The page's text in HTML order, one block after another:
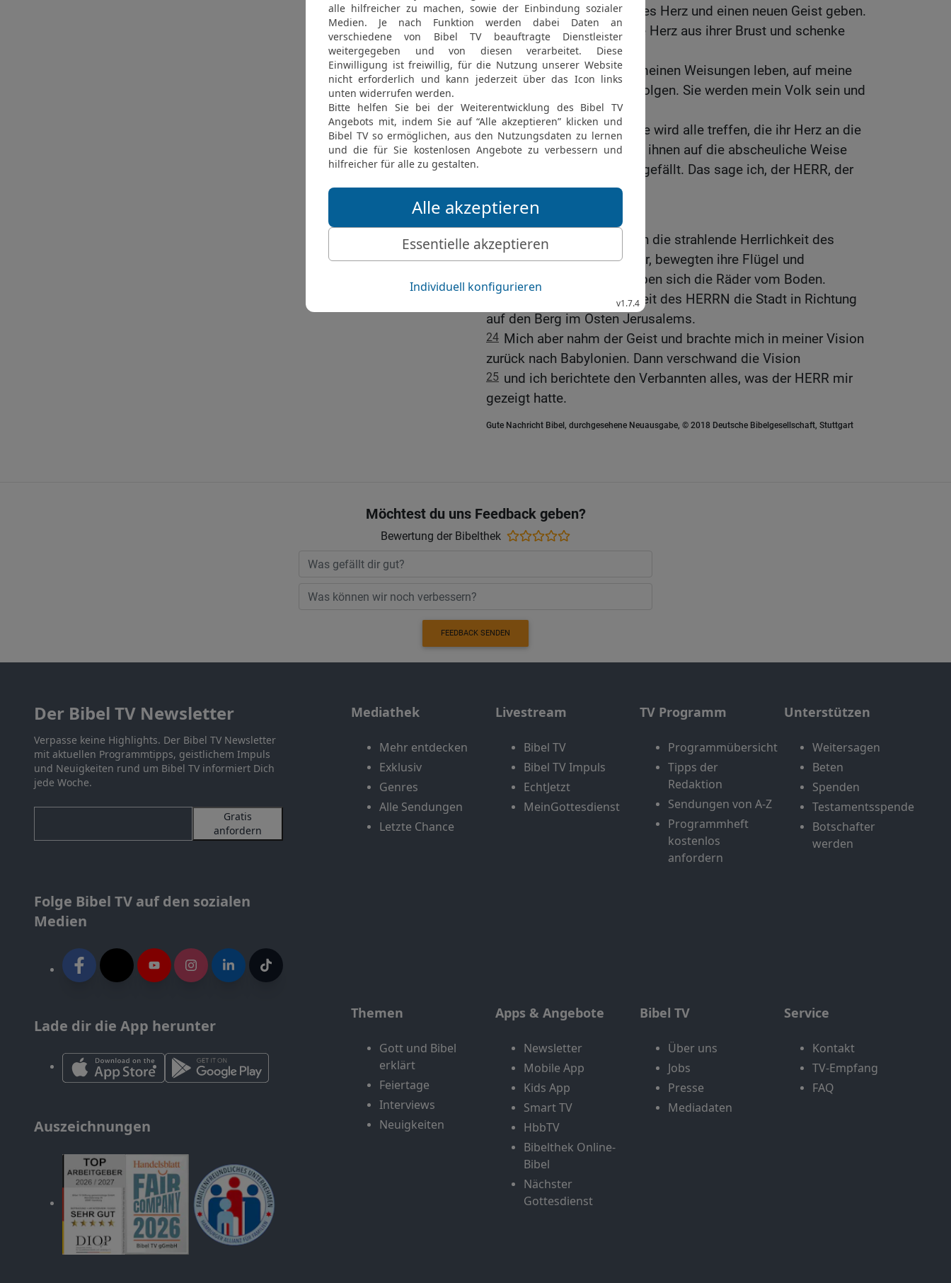
19 Ich werde ihnen ein neues Herz und einen neuen Geist geben.
Ich nehme das versteinerte Herz aus ihrer Brust und schenke
ihnen ein Herz, das lebt.
20 Dann werden sie nach meinen Weisungen leben, auf meine
Gebote achten und sie befolgen. Sie werden mein Volk sein und
ich werde ihr Gott sein.
21 Aber die verdiente Strafe wird alle treffen, die ihr Herz an die
Götzen gehängt haben und ihnen auf die abscheuliche Weise
dienen, die diesen Götzen gefällt. Das sage ich, der HERR, der
mächtige Gott.‹«
Gott verlässt Jerusalem
Die Kerubim, über denen die strahlende Herrlichkeit des
Gottes Israels zu sehen war, bewegten ihre Flügel und
zusammen mit ihnen erhoben sich die Räder vom Boden.
23
So verließ die Herrlichkeit des HERRN die Stadt in Richtung
auf den Berg im Osten Jerusalems.
24 Mich aber nahm der Geist und brachte mich in meiner Vision
zurück nach Babylonien. Dann verschwand die Vision
25 und ich berichtete den Verbannten alles, was der HERR mir
gezeigt hatte.
Gute Nachricht Bibel, durchgesehene Neuausgabe, © 2018 Deutsche Bibelgesellschaft, Stuttgart
Möchtest du uns Feedback geben?
Bewertung der Bibelthek
FEEDBACK SENDEN
Der Bibel TV Newsletter
Verpasse keine Highlights. Der Bibel TV Newsletter
mit aktuellen Programmtipps, geistlichem Impuls
und Neuigkeiten rund um Bibel TV informiert Dich
jede Woche.
Gratis
anfordern
Folge Bibel TV auf den sozialen
Medien
Lade dir die App herunter
Auszeichnungen
Mediathek
Mehr entdecken
Exklusiv
Genres
Alle Sendungen
Letzte Chance
Livestream
Bibel TV
Bibel TV Impuls
EchtJetzt
MeinGottesdienst
TV Programm
Programmübersicht
Tipps der
Redaktion
Sendungen von A-Z
Programmheft
kostenlos
anfordern
Unterstützen
Weitersagen
Beten
Spenden
Testamentsspende
Botschafter
werden
Themen
Gott und Bibel
erklärt
Feiertage
Interviews
Neuigkeiten
Apps & Angebote
Newsletter
Mobile App
Kids App
Smart TV
HbbTV
Bibelthek Online-
Bibel
Nächster
Gottesdienst
Bibel TV
Über uns
Jobs
Presse
Mediadaten
Service
Kontakt
TV-Empfang
FAQ